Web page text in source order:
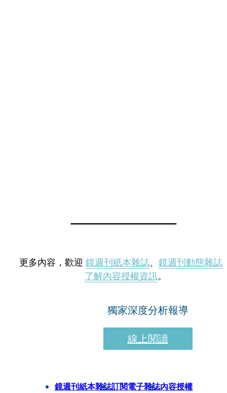
更多內容，歡迎 鏡週刊紙本雜誌、 鏡週刊動態雜誌
了解內容授權資訊。
獨家深度分析報導
線上閱讀
鏡週刊紙本雜誌訂閱電子雜誌內容授權